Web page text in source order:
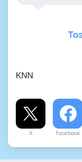
KNN
X Facebook